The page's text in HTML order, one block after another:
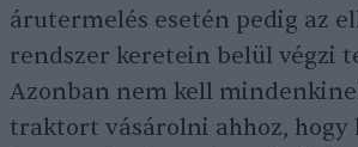
árutermelés esetén pedig az
rendszer keretein belül végzi
Azonban nem kell
traktort vásárolni ahhoz, hogy